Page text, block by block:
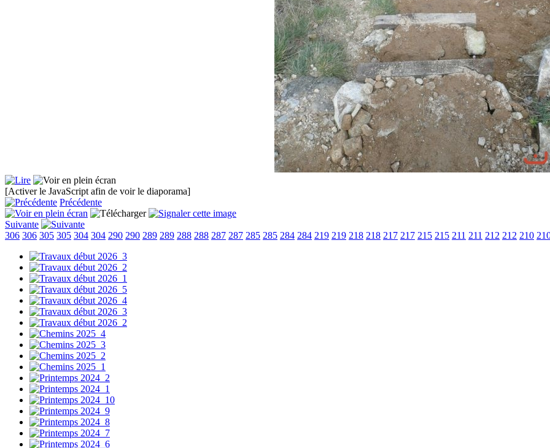
[Activer le JavaScript afin de voir le diaporama]
Précédente
Suivante
306 306 305 305 304 304 290 290 289 289 288 288 287 287 285 285 284 284 219 219 218 218 217 217 215 215 211 211 212 212 210